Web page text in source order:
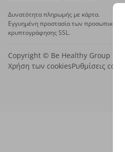
Δυνατότητα πληρωμής με κάρτα.
Εγγυημένη προστασία των προσωπικών
κρυπτογράφησης SSL.
Copyright © Be Healthy Group
Χρήση των cookiesΡυθμίσεις